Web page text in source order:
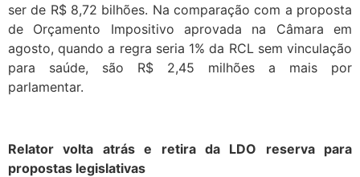
ser de R$ 8,72 bilhões. Na comparação com a proposta
de Orçamento Impositivo aprovada na Câmara em
agosto, quando a regra seria 1% da RCL sem vinculação
para saúde, são R$ 2,45 milhões a mais por
parlamentar.
Relator volta atrás e retira da LDO reserva para
propostas legislativas